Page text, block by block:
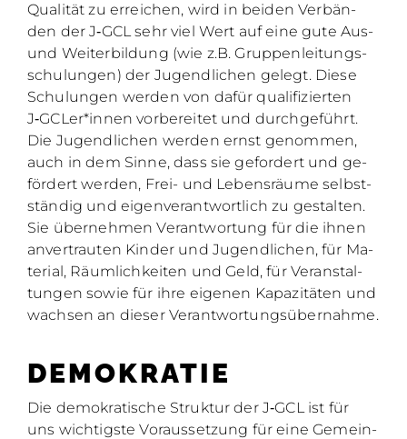
Qua­li­tät zu er­rei­chen, wird in bei­den Ver­bän­
den der J‑GCL sehr viel Wert auf eine gute Aus-
und Wei­ter­bil­dung (wie z.B. Grup­pen­lei­tungs­
schu­lun­gen) der Ju­gend­li­chen ge­legt. Die­se
Schu­lun­gen wer­den von da­für qua­li­fi­zier­ten
J‑GCLer*innen vor­be­rei­tet und durch­ge­führt.
Die Ju­gend­li­chen wer­den ernst ge­nom­men,
auch in dem Sin­ne, dass sie ge­for­dert und ge­
för­dert wer­den, Frei- und Le­bens­räu­me selbst­
stän­dig und ei­gen­ver­ant­wort­lich zu ge­stal­ten.
Sie über­neh­men Ver­ant­wor­tung für die ih­nen
an­ver­trau­ten Kin­der und Ju­gend­li­chen, für Ma­
te­ri­al, Räum­lich­kei­ten und Geld, für Ver­an­stal­
tun­gen so­wie für ihre ei­ge­nen Ka­pa­zi­tä­ten und
wach­sen an die­ser Ver­ant­wor­tungs­über­nah­me.
DE­MO­KRA­TIE
Die de­mo­kra­ti­sche Struk­tur der J‑GCL ist für
uns wich­tigs­te Vor­aus­set­zung für eine Ge­mein­